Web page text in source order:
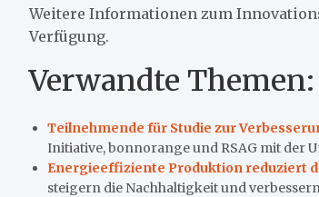
Weitere Informationen zum
Verfügung.
Verwandte Themen:
Teilnehmende für Studie zur
Initiative, bonnorange und RSAG mit der
Energieeffiziente Produktion reduziert
steigern die Nachhaltigkeit und